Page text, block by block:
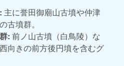
主に誉田御廟山古墳や仲津
古墳群。
: 前ノ山古墳（白鳥陵）な
向きの前方後円墳を含むグ